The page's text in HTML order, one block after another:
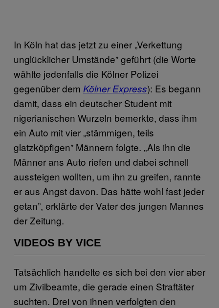
In Köln hat das jetzt zu einer „Verkettung
unglücklicher Umstände” geführt (die Worte
wählte jedenfalls die Kölner Polizei
gegenüber dem Kölner Express): Es begann
damit, dass ein deutscher Student mit
nigerianischen Wurzeln bemerkte, dass ihm
ein Auto mit vier „stämmigen, teils
glatzköpfigen” Männern folgte. „Als ihn die
Männer ans Auto riefen und dabei schnell
aussteigen wollten, um ihn zu greifen, rannte
er aus Angst davon. Das hätte wohl fast jeder
getan”, erklärte der Vater des jungen Mannes
der Zeitung.
VIDEOS BY VICE
Tatsächlich handelte es sich bei den vier aber
um Zivilbeamte, die gerade einen Straftäter
suchten. Drei von ihnen verfolgten den